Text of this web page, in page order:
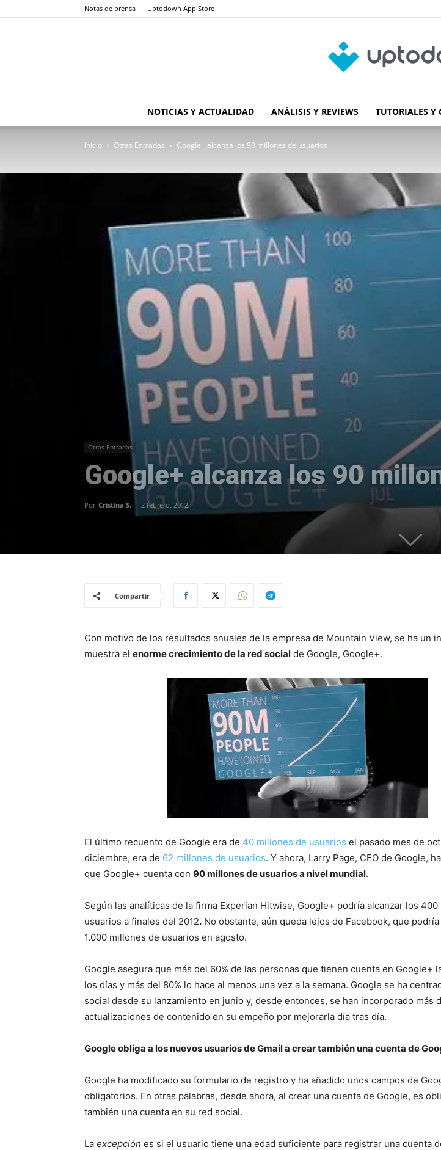
Notas de prensa Uptodown App Store
Blog
de
NOTICIAS Y ACTUALIDAD ANÁLISIS Y REVIEWS TUTORIALES Y
Inicio Otras Entradas Google+ alcanza los 90 millones de usuarios
Otras Entradas
Google+ alcanza los 90
Por Cristina S. - 2 febrero, 2012
Compartir
Con motivo de los resultados anuales de la empresa de Mountain View, se ha un
muestra el enorme crecimiento de la red social de Google, Google+.
El último recuento de Google era de 40 millones de usuarios el pasado mes de
diciembre, era de 62 millones de usuarios. Y ahora, Larry Page, CEO de Google,
que Google+ cuenta con 90 millones de usuarios a nivel mundial.
Según las analíticas de la firma Experian Hitwise, Google+ podría alcanzar los
usuarios a finales del 2012. No obstante, aún queda lejos de Facebook, que
1.000 millones de usuarios en agosto.
Google asegura que más del 60% de las personas que tienen cuenta en Google+
los días y más del 80% lo hace al menos una vez a la semana. Google se ha
social desde su lanzamiento en junio y, desde entonces, se han incorporado más
actualizaciones de contenido en su empeño por mejorarla día tras día.
Google obliga a los nuevos usuarios de Gmail a crear también una cuenta de
Google ha modificado su formulario de registro y ha añadido unos campos de
obligatorios. En otras palabras, desde ahora, al crear una cuenta de Google, es
también una cuenta en su red social.
La excepción es si el usuario tiene una edad suficiente para registrar una cuenta